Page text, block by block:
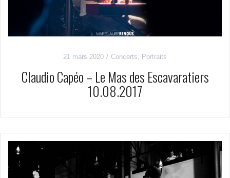
21 mars 2020 Concerts, Portraits
Claudio Capéo – Le Mas des Escavaratiers
10.08.2017